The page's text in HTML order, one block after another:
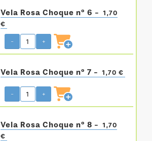
Vela Rosa Choque nº 6 -
1,70
€
- +
Vela Rosa Choque nº 7 - 1,70 €
- +
Vela Rosa Choque nº 8 -
1,70
€